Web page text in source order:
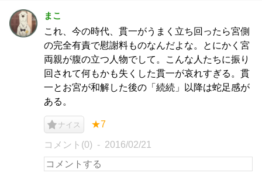
まこ
これ、今の時代、貫一がうまく立ち回ったら宮側
の完全有責で慰謝料ものなんだよな。とにかく宮
両親が腹の立つ人物でして。こんな人たちに振り
回されて何もかも失くした貫一が哀れすぎる。貫
一とお宮が和解した後の「続続」以降は蛇足感が
ある。
ナイス ★7
コメント(0) 2016/02/21